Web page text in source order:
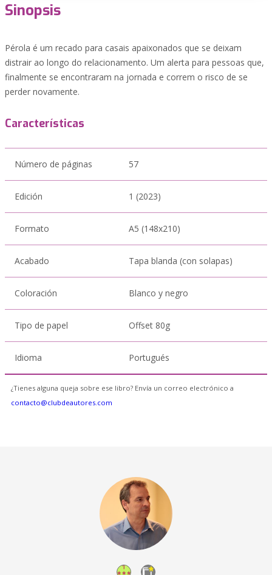
Sinopsis
Pérola é um recado para casais apaixonados que se deixam
distrair ao longo do relacionamento. Um alerta para pessoas que,
finalmente se encontraram na jornada e correm o risco de se
perder novamente.
Características
Número de páginas 57
Edición 1 (2023)
Formato A5 (148x210)
Acabado Tapa blanda (con solapas)
Coloración Blanco y negro
Tipo de papel Offset 80g
Idioma Portugués
¿Tienes alguna queja sobre ese libro? Envía un correo electrónico a
contacto@clubdeautores.com